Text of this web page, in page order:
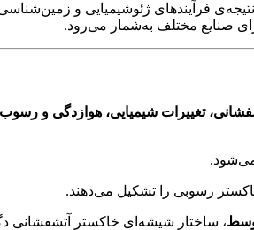
فرآیندهای ژئوشیمیایی و
صنایع مختلف به‌شمار می‌رود.
تغییرات شیمیایی، هوازدگی و
می‌شود.
رسوبی را تشکیل می‌دهند.
، ساختار شیشه‌ای خاکستر آتشفشانی